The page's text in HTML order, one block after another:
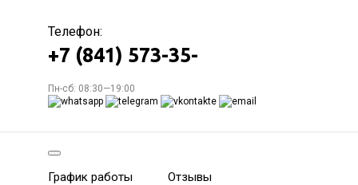
Телефон:
+7 (841) 573-35-
Пн-сб: 08:30—19:00
График работы Отзывы